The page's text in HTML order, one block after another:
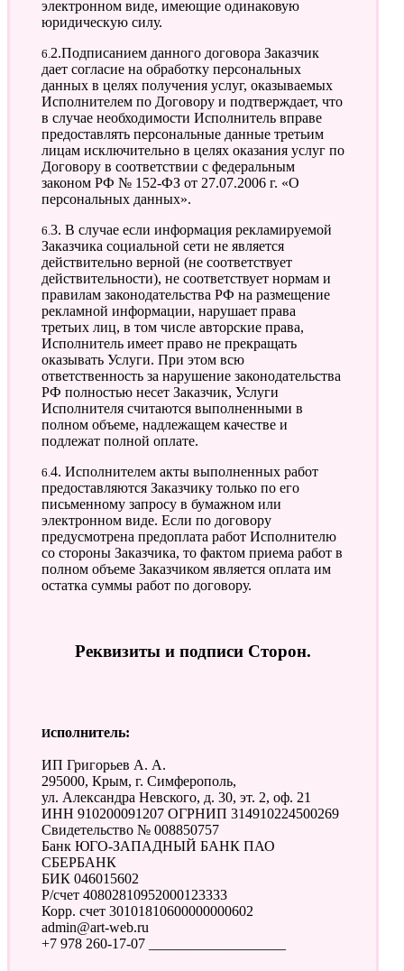
электронном виде, имеющие одинаковую
юридическую силу.
6.2.Подписанием данного договора Заказчик
дает согласие на обработку персональных
данных в целях получения услуг, оказываемых
Исполнителем по Договору и подтверждает, что
в случае необходимости Исполнитель вправе
предоставлять персональные данные третьим
лицам исключительно в целях оказания услуг по
Договору в соответствии с федеральным
законом РФ № 152-ФЗ от 27.07.2006 г. «О
персональных данных».
6.3. В случае если информация рекламируемой
Заказчика социальной сети не является
действительно верной (не соответствует
действительности), не соответствует нормам и
правилам законодательства РФ на размещение
рекламной информации, нарушает права
третьих лиц, в том числе авторские права,
Исполнитель имеет право не прекращать
оказывать Услуги. При этом всю
ответственность за нарушение законодательства
РФ полностью несет Заказчик, Услуги
Исполнителя считаются выполненными в
полном объеме, надлежащем качестве и
подлежат полной оплате.
6.4. Исполнителем акты выполненных работ
предоставляются Заказчику только по его
письменному запросу в бумажном или
электронном виде. Если по договору
предусмотрена предоплата работ Исполнителю
со стороны Заказчика, то фактом приема работ в
полном объеме Заказчиком является оплата им
остатка суммы работ по договору.
Реквизиты и подписи Сторон.
Исполнитель:
ИП Григорьев А. А.
295000, Крым, г. Симферополь,
ул. Александра Невского, д. 30, эт. 2, оф. 21
ИНН 910200091207 ОГРНИП 314910224500269
Свидетельство № 008850757
Банк ЮГО-ЗАПАДНЫЙ БАНК ПАО
СБЕРБАНК
БИК 046015602
Р/счет 40802810952000123333
Корр. счет 30101810600000000602
admin@art-web.ru
+7 978 260-17-07 ___________________